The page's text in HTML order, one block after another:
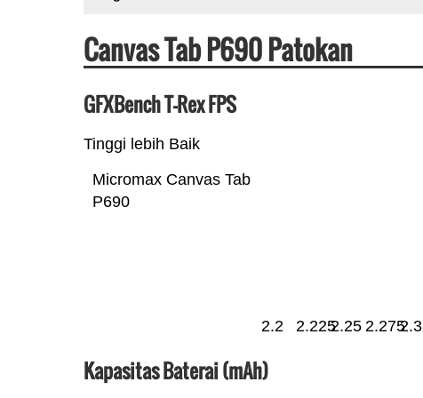
Canvas Tab P690 Patokan
GFXBench T-Rex FPS
Tinggi lebih Baik
Micromax Canvas Tab
P690
2.2 2.2252.25 2.2752.3
Kapasitas Baterai (mAh)